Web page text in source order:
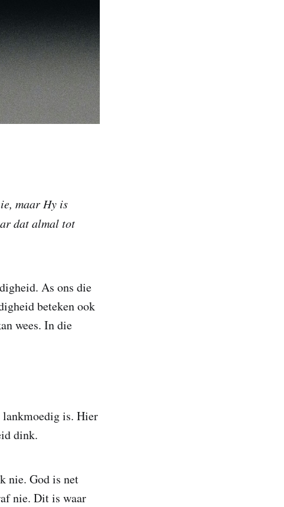
maar Hy is
dat almal tot
As ons die
beteken ook
wees. In die
lankmoedig is. Hier
dink.
nie. God is net
nie. Dit is waar